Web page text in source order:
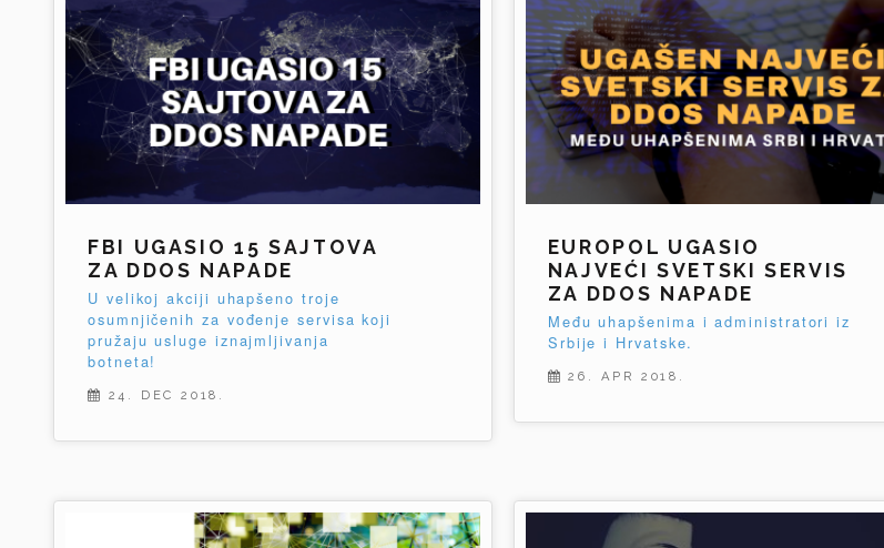
FBI UGASIO 15 SAJTOVA
ZA DDOS NAPADE
U velikoj akciji uhapšeno troje
osumnjičenih za vođenje servisa koji
pružaju usluge iznajmljivanja
botneta!
24. DEC 2018.
EUROPOL UGASIO
NAJVEĆI SVETSKI SERVIS
ZA DDOS NAPADE
Među uhapšenima i administratori iz
Srbije i Hrvatske.
26. APR 2018.